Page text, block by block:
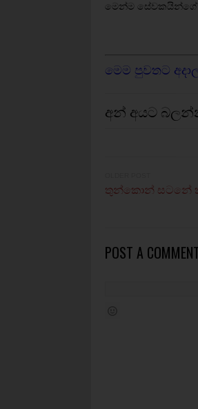
මෙන්ම සේවකයින්ගේ
මෙම පුවතට
අන් අයට
තුන්කොන් සටනේ
POST A